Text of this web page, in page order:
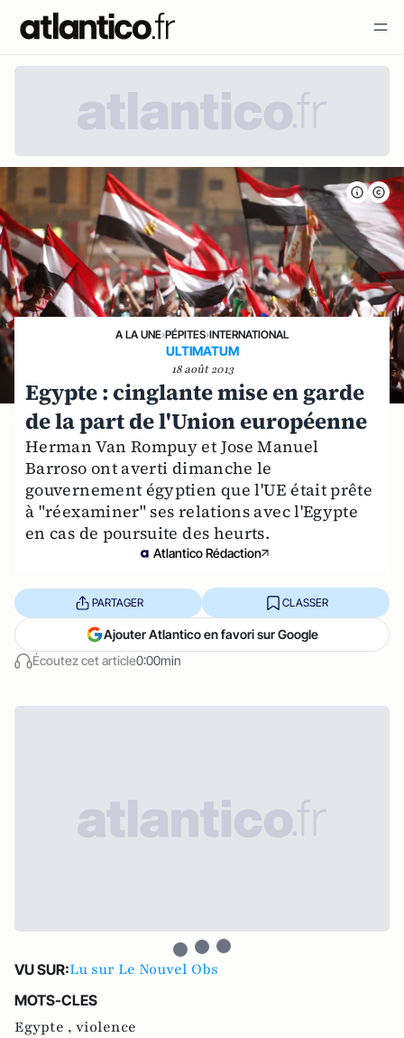
A LA UNE›PÉPITES›INTERNATIONAL
ULTIMATUM
18 août 2013
Egypte : cinglante mise en garde
de la part de l'Union européenne
Herman Van Rompuy et Jose Manuel
Barroso ont averti dimanche le
gouvernement égyptien que l'UE était prête
à "réexaminer" ses relations avec l'Egypte
en cas de poursuite des heurts.
Atlantico Rédaction
Écoutez cet article0:00min
PARTAGER CLASSER
Ajouter Atlantico en favori sur Google
VU SUR:Lu sur Le Nouvel Obs
MOTS-CLES
Egypte , violence